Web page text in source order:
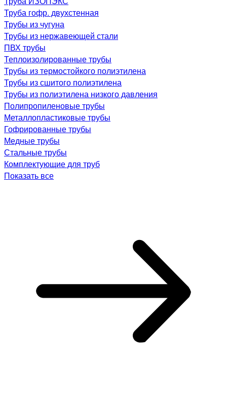
Труба гофр. двухстенная
Трубы из чугуна
Трубы из нержавеющей стали
ПВХ трубы
Теплоизолированные трубы
Трубы из термостойкого полиэтилена
Трубы из сшитого полиэтилена
Трубы из полиэтилена низкого давления
Полипропиленовые трубы
Металлопластиковые трубы
Гофрированные трубы
Медные трубы
Стальные трубы
Комплектующие для труб
Показать все